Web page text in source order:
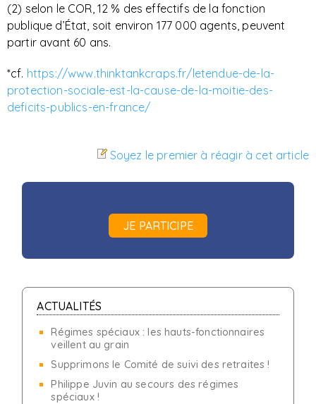
(2) selon le COR, 12 % des effectifs de la fonction
publique d’État, soit environ 177 000 agents, peuvent
partir avant 60 ans.
*cf. https://www.thinktankcraps.fr/letendue-de-la-
protection-sociale-est-la-cause-de-la-moitie-des-
deficits-publics-en-france/
Soyez le premier à réagir à cet article
JE PARTICIPE
ACTUALITÉS
Régimes spéciaux : les hauts-fonctionnaires
veillent au grain
Supprimons le Comité de suivi des retraites !
Philippe Juvin au secours des régimes
spéciaux !